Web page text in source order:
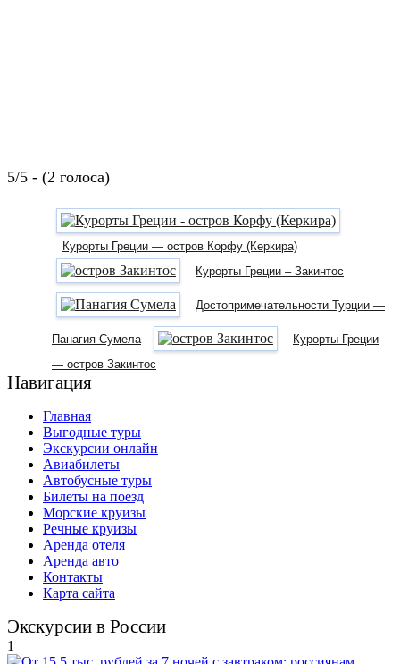
5/5 - (2 голоса)
Курорты Греции — остров Корфу (Керкира)
Курорты Греции – Закинтос
Достопримечательности Турции —
Панагия Сумела
Курорты Греции
— остров Закинтос
Навигация
Главная
Выгодные туры
Экскурсии онлайн
Авиабилеты
Автобусные туры
Билеты на поезд
Морские круизы
Речные круизы
Аренда отеля
Аренда авто
Контакты
Карта сайта
Экскурсии в России
1